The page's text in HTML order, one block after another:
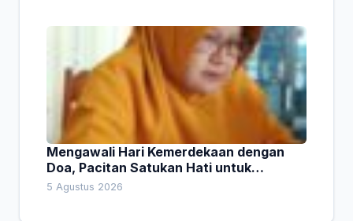
Mengawali Hari Kemerdekaan dengan
Doa, Pacitan Satukan Hati untuk
Indonesia
5 Agustus 2026